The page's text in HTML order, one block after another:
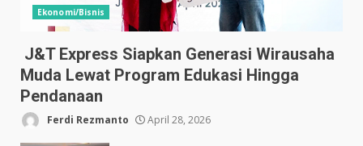
Ekonomi/Bisnis
J&T Express Siapkan Generasi Wirausaha
Muda Lewat Program Edukasi Hingga
Pendanaan
Ferdi Rezmanto April 28, 2026